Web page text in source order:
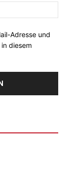
Adresse und
diesem